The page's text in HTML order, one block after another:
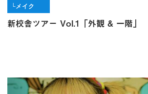
└メイク
新校舎ツアー Vol.1「外観 & 一階」